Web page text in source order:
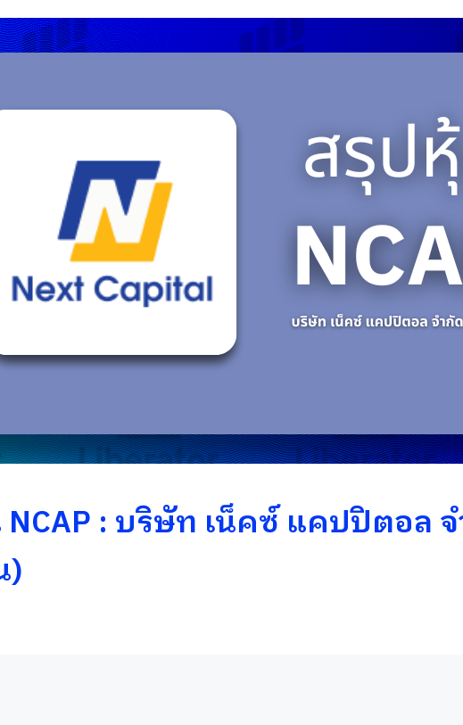
: บริษัท เน็คซ์ แคปปิตอล
)